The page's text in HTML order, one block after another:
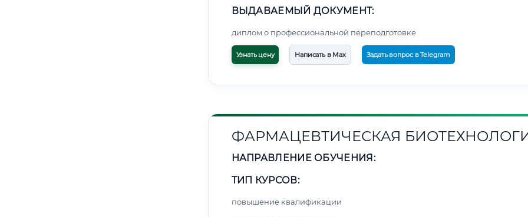
ВЫДАВАЕМЫЙ ДОКУМЕНТ:
диплом о профессиональной переподготовке
Узнать цену Написать в Max Задать вопрос в Telegram
ФАРМАЦЕВТИЧЕСКАЯ
НАПРАВЛЕНИЕ ОБУЧЕНИЯ:
ТИП КУРСОВ:
повышение квалификации